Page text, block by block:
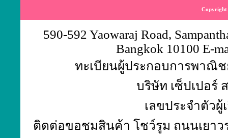
Copyright
590-592 Yaowaraj Road,
Bangkok 10100 E-
ทะเบียนผู้ประกอบการพาณิช
บริษัท เซ็ปเปอร์
เลขประจำตัวผู้
ติดต่อขอชมสินค้า โชว์รูม ถนนเยาวร